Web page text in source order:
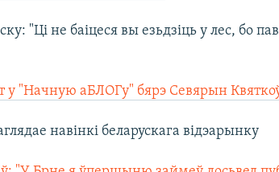
"Ці не баіцеся вы езьдзіць у лес, бо
у "Начную аБЛОГу" бярэ Севярын
навінкі беларускага відэарынку